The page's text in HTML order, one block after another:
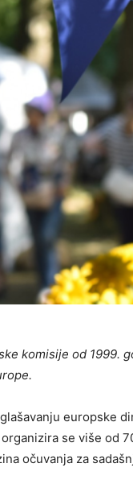
komisije od 1999.
europske
se više od
očuvanja za